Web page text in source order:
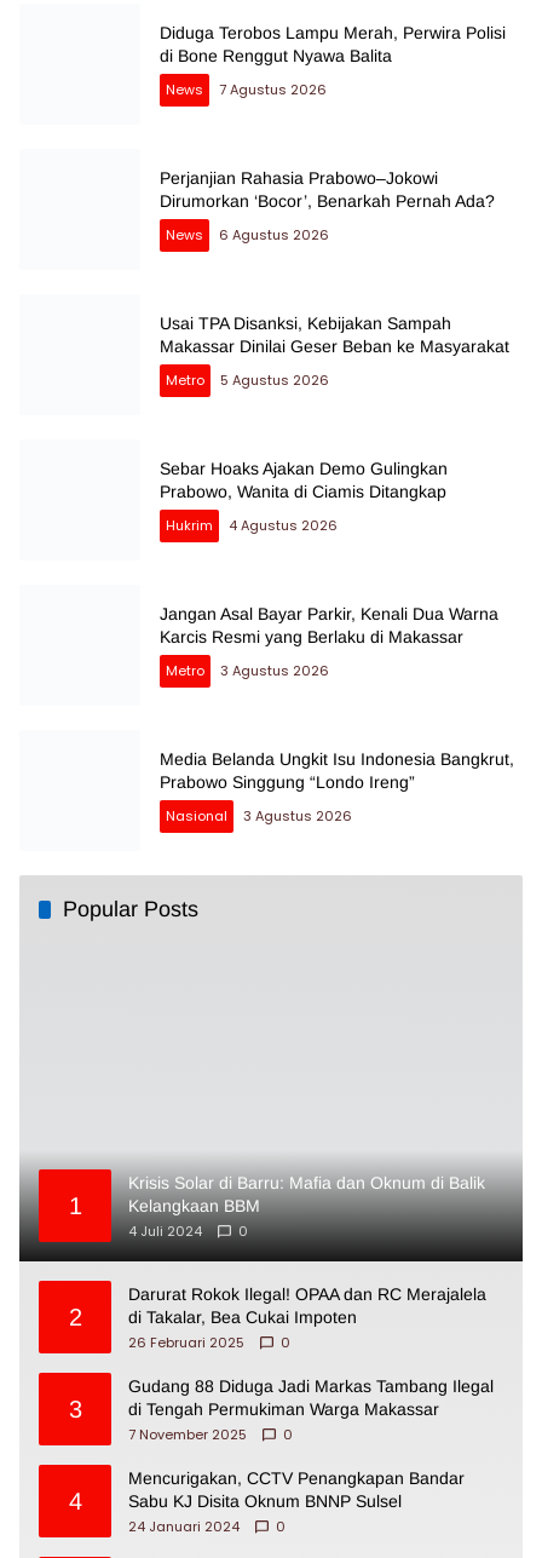
Diduga Terobos Lampu Merah, Perwira Polisi
di Bone Renggut Nyawa Balita
News
7 Agustus 2026
Perjanjian Rahasia Prabowo–Jokowi
Dirumorkan ‘Bocor’, Benarkah Pernah Ada?
News
6 Agustus 2026
Usai TPA Disanksi, Kebijakan Sampah
Makassar Dinilai Geser Beban ke Masyarakat
Metro
5 Agustus 2026
Sebar Hoaks Ajakan Demo Gulingkan
Prabowo, Wanita di Ciamis Ditangkap
Hukrim
4 Agustus 2026
Jangan Asal Bayar Parkir, Kenali Dua Warna
Karcis Resmi yang Berlaku di Makassar
Metro
3 Agustus 2026
Media Belanda Ungkit Isu Indonesia Bangkrut,
Prabowo Singgung “Londo Ireng”
Nasional
3 Agustus 2026
Popular Posts
1
Krisis Solar di Barru: Mafia dan Oknum di Balik
Kelangkaan BBM
4 Juli 2024
0
2
Darurat Rokok Ilegal! OPAA dan RC Merajalela
di Takalar, Bea Cukai Impoten
26 Februari 2025
0
3
Gudang 88 Diduga Jadi Markas Tambang Ilegal
di Tengah Permukiman Warga Makassar
7 November 2025
0
4
Mencurigakan, CCTV Penangkapan Bandar
Sabu KJ Disita Oknum BNNP Sulsel
24 Januari 2024
0